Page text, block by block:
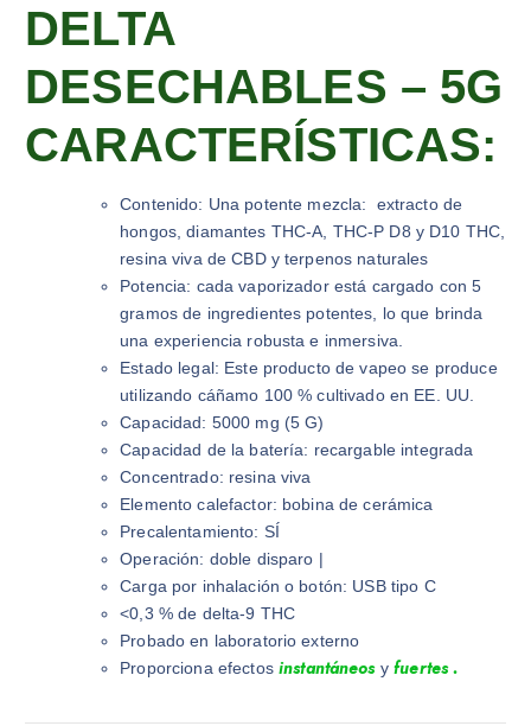
DELTA
DESECHABLES – 5G
CARACTERÍSTICAS:
Contenido: Una potente mezcla:
extracto de
hongos, diamantes THC-A, THC-P D8 y D10 THC,
resina viva de CBD y terpenos naturales
Potencia: cada vaporizador está cargado con 5
gramos de ingredientes potentes, lo que brinda
una experiencia robusta e inmersiva.
Estado legal: Este producto de vapeo se produce
utilizando cáñamo 100 % cultivado en EE. UU.
Capacidad: 5000 mg (5 G)
Capacidad de la batería: recargable integrada
Concentrado: resina viva
Elemento calefactor: bobina de cerámica
Precalentamiento: SÍ
Operación: doble disparo |
Carga por inhalación o botón: USB tipo C
<0,3 % de delta-9 THC
Probado en laboratorio externo
Proporciona efectos instantáneosyfuertes .